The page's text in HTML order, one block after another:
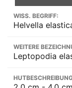
WISS. BEGRIFF:
Helvella
WEITERE
Leptopodia